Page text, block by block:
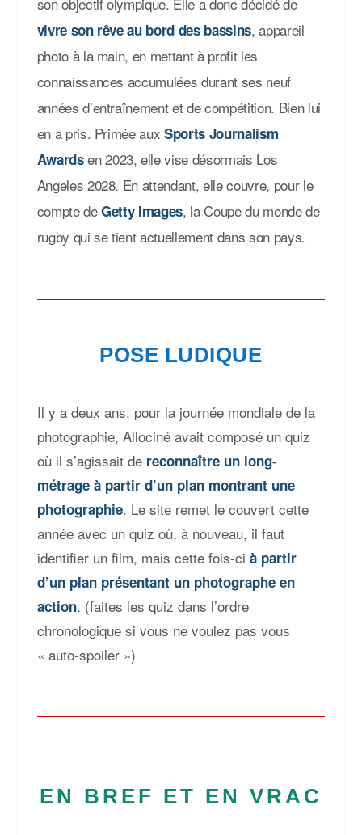
vivre son rêve au bord des bassins, appareil
photo à la main, en mettant à profit les
connaissances accumulées durant ses neuf
années d’entraînement et de compétition. Bien lui
en a pris. Primée auxSports Journalism
Awardsen 2023, elle vise désormais Los
Angeles 2028. En attendant, elle couvre, pour le
compte deGetty Images, la Coupe du monde de
rugby qui se tient actuellement dans son pays.
POSE LUDIQUE
Il y a deux ans, pour la journée mondiale de la
photographie, Allociné avait composé un quiz
où il s’agissait de reconnaître un long-
métrage à partir d’un plan montrant une
photographie. Le site remet le couvert cette
année avec un quiz où, à nouveau, il faut
identifier un film, mais cette fois-ci à partir
d’un plan présentant un photographe en
action. (faites les quiz dans l’ordre
chronologique si vous ne voulez pas vous
« auto-spoiler »)
EN BREF ET EN VRAC